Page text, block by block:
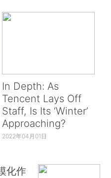
In Depth: As
Tencent Lays Off
Staff, Is Its ‘Winter’
Approaching?
2022年04月01日
化作